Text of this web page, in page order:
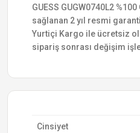
GUESS GUGW0740L2
sağlanan 2 yıl resmi
Yurtiçi Kargo ile ücretsiz
sipariş sonrası değişim
Cinsiyet